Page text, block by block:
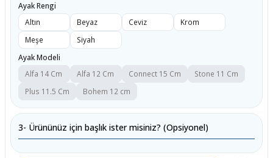
Ayak Rengi
Altın
Beyaz Ceviz
Krom
Meşe
Siyah
Ayak Modeli
Alfa 14 Cm
Alfa 12 Cm Connect 15 Cm
Stone 11 Cm
Plus 11.5 Cm
Bohem 12 cm
3- Ürününüz için başlık ister misiniz? (Opsiyonel)